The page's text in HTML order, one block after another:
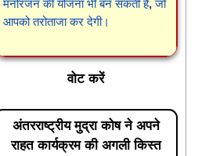
मनोरंजन की योजना भी बन सकती है, जो
आपको तरोताजा कर देगी।
वोट करें
अंतरराष्ट्रीय मुद्रा कोष ने अपने
राहत कार्यक्रम की अगली किस्त